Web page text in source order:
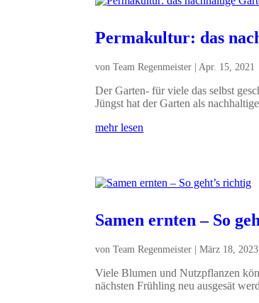
Permakultur: das
vonTeam Regenmeister |Apr. 15, 2021
Der Garten- für viele das selbst
Jüngst hat der Garten als
mehr lesen
Samen ernten – So
vonTeam Regenmeister |März 18, 2023
Viele Blumen und Nutzpflanzen
nächsten Frühling neu ausgesät